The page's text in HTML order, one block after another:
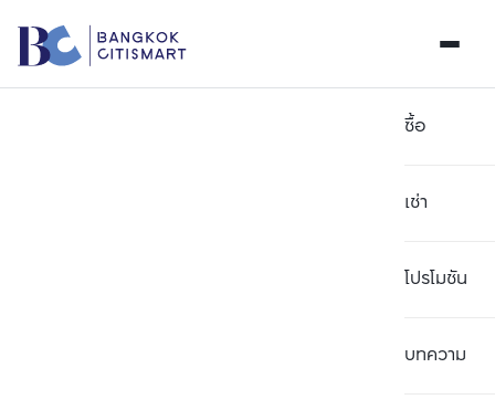
ซื้อ
เช่า
โปรโมชัน
บทความ